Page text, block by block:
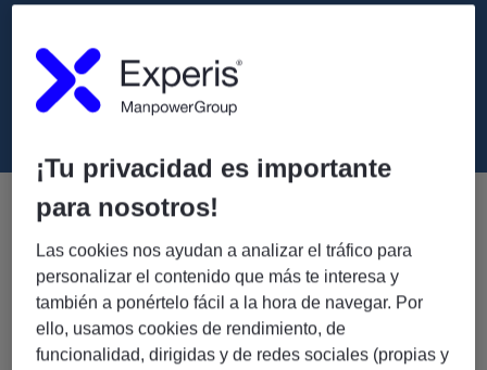
MÁS INFORMACIÓN
Una de las empresas más éticas del
mundo
Por duodécimo año consecutivo, ManpowerGroup ha sido
reconocida como una de las empresas más éticas del
mundo por el Etisphere Institute. Este organismo evalúa una
¡Tu privacidad es importante
para nosotros!
Las cookies nos ayudan a analizar el tráfico para
personalizar el contenido que más te interesa y
también a ponértelo fácil a la hora de navegar. Por
ello, usamos cookies de rendimiento, de
funcionalidad, dirigidas y de redes sociales (propias y